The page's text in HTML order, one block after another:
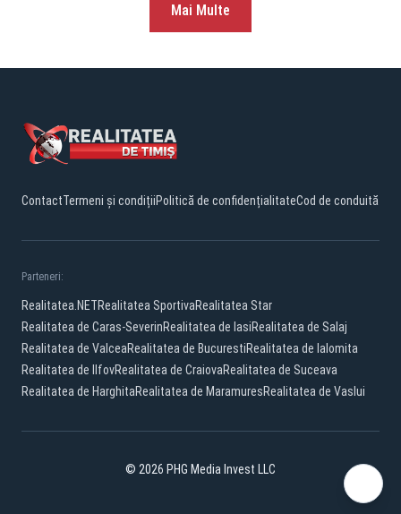
Mai Multe
ContactTermeni și condițiiPolitică de confidențialitateCod de conduită
Parteneri:
Realitatea.NETRealitatea SportivaRealitatea Star
Realitatea de Caras-SeverinRealitatea de IasiRealitatea de Salaj
Realitatea de ValceaRealitatea de BucurestiRealitatea de Ialomita
Realitatea de IlfovRealitatea de CraiovaRealitatea de Suceava
Realitatea de HarghitaRealitatea de MaramuresRealitatea de Vaslui
© 2026 PHG Media Invest LLC